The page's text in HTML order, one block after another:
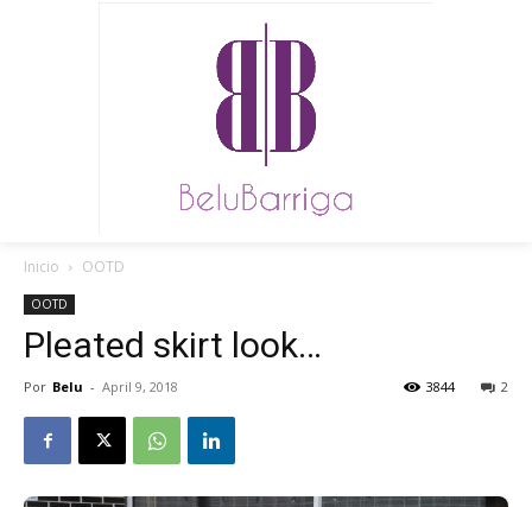
Inicio OOTD
OOTD
Pleated skirt look…
Por Belu - April 9, 2018 2
3844